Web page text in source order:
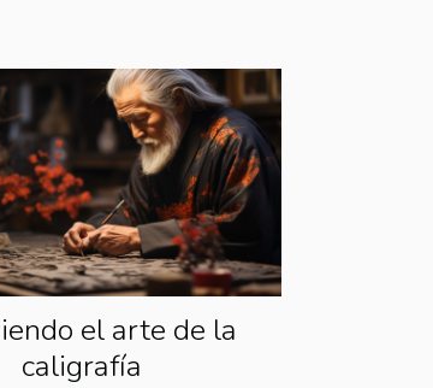
el arte de la
caligrafía